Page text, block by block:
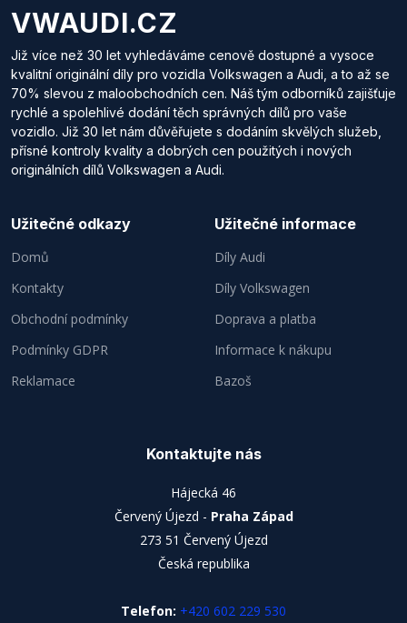
VWAUDI.CZ
Již více než 30 let vyhledáváme cenově dostupné a vysoce
kvalitní originální díly pro vozidla Volkswagen a Audi, a to až se
70% slevou z maloobchodních cen. Náš tým odborníků zajišťuje
rychlé a spolehlivé dodání těch správných dílů pro vaše
vozidlo. Již 30 let nám důvěřujete s dodáním skvělých služeb,
přísné kontroly kvality a dobrých cen použitých i nových
originálních dílů Volkswagen a Audi.
Užitečné odkazy
Domů
Kontakty
Obchodní podmínky
Podmínky GDPR
Reklamace
Užitečné informace
Díly Audi
Díly Volkswagen
Doprava a platba
Informace k nákupu
Bazoš
Kontaktujte nás
Hájecká 46
Červený Újezd - Praha Západ
273 51 Červený Újezd
Česká republika
Telefon: +420 602 229 530